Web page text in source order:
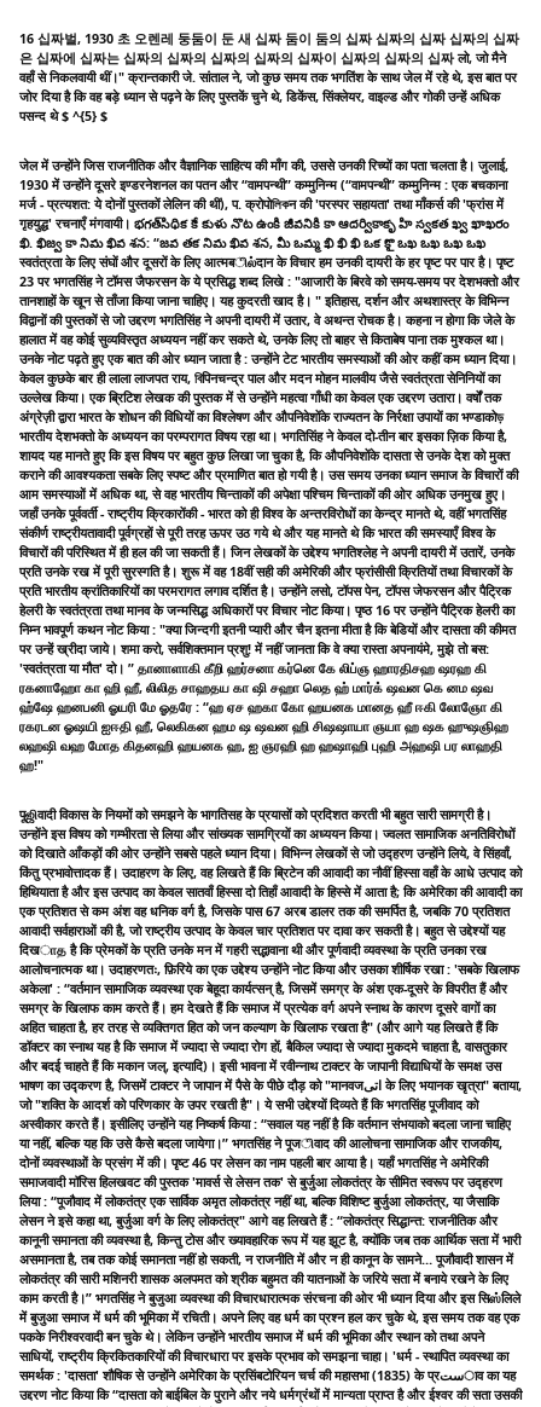
16 십짜벌, 1930 초 오렌레 둥둠이 둔 새 십짜 둠이 둠의 십짜 십짜의 십짜 십짜의 십짜
은 십짜에 십짜는 십짜의 십짜의 십짜의 십짜의 십짜이 십짜의 십짜의 십짜 लो, जो मैने
वहाँ से निकलवायी थीं।" क्रान्तकारी जे. सांताल ने, जो कुछ समय तक भगतिंश के साथ जेल में रहे थे, इस बात पर
जोर दिया है कि वह बड़े ध्यान से पढ़ने के लिए पुस्तकें चुने थे, डिकेंस, सिंक्लेयर, वाइल्ड और गोकी उन्हें अधिक
पसन्द थे $ ^{5} $
जेल में उन्होंने जिस राजनीतिक और वैज्ञानिक साहित्य की माँग की, उससे उनकी रिच्यों का पता चलता है। जुलाई,
1930 में उन्होंने दूसरे इण्डरनेशनल का पतन और “वामपन्थी” कम्मुनिन्म (“वामपन्थी” कम्मुनिन्म : एक बचकाना
मर्ज - प्रत्यशत: ये दोनों पुस्तकों लेलिन की थीं), प. क्रोपोলিকन की 'परस्पर सहायता' तथा माँकर्स की 'फ्रांस में
गृहयुद्ध' रचनाएँ मंगवायी। భగత్‌సిథిక కే కుళు నొట ఉంకి జీవనికి కా ఆదర్వికాకృ హి స్వకత ఖ్వ ఖాఖరం
ఖి. ఖిజ్వ కా నిమ ఖివ శన: “జవ తక నిమ ఖివ శన, మీ ఒమ్మ ఖి ఖి ఖి ఒక కొౖ ఒఖ ఒఖ ఒఖ ఒఖ
स्वतंत्रता के लिए संघों और दूसरों के लिए आत्मबில்दान के विचार हम उनकी दायरी के हर पृष्ट पर पार है। पृष्ट
23 पर भगतसिंह ने टॉमस जैफरसन के ये प्रसिद्ध शब्द लिखे : "आजारी के बिरवे को समय-समय पर देशभक्तो और
तानशाहों के खून से ताँजा किया जाना चाहिए। यह कुदरती खाद है। " इतिहास, दर्शन और अथशास्त्र के विभिन्न
विद्वानों की पुस्तकों से जो उद्दरण भगतिसिंह ने अपनी दायरी में उतार, वे अथन्त रोचक है। कहना न होगा कि जेले के
हालात में वह कोई सुव्यविस्तृत अध्ययन नहीं कर सकते थे, उनके लिए तो बाहर से किताबेष पाना तक मुश्कल था।
उनके नोट पढ़ते हुए एक बात की ओर ध्यान जाता है : उन्होंने टेट भारतीय समस्याओं की ओर कहीं कम ध्यान दिया।
केवल कुछके बार ही लाला लाजपत राय, বিपिनचन्द्र पाल और मदन मोहन मालवीय जैसे स्वतंत्रता सेनिनियों का
उल्लेख किया। एक ब्रिटिश लेखक की पुस्तक में से उन्होंने महत्वा गाँधी का केवल एक उद्दरण उतारा। वर्षों तक
अंग्रेज़ी द्वारा भारत के शोधन की विधियों का विश्लेषण और औपनिवेशोंके राज्यतन के निर्रक्षा उपायों का भण्डाकोড়
भारतीय देशभक्तो के अध्ययन का परम्परागत विषय रहा था। भगतिसिंह ने केवल दो-तीन बार इसका ज़िक किया है,
शायद यह मानते हुए कि इस विषय पर बहुत कुछ लिखा जा चुका है, कि औपनिवेशोंके दासता से उनके देश को मुक्त
कराने की आवश्यकता सबके लिए स्पष्ट और प्रमाणित बात हो गयी है। उस समय उनका ध्यान समाज के विचारों की
आम समस्याओं में अधिक था, से वह भारतीय चिन्ताकों की अपेक्षा पश्चिम चिन्ताकों की ओर अधिक उनमुख हुए।
जहाँ उनके पूर्ववर्ती - राष्ट्रीय क्रिकारोंकी - भारत को ही विश्व के अन्तरविरोधों का केन्द्र मानते थे, वहीं भगतसिंह
संकीर्ण राष्ट्रीयतावादी पूर्वग्रहों से पूरी तरह ऊपर उठ गये थे और यह मानते थे कि भारत की समस्याएँ विश्व के
विचारों की परिस्थित में ही हल की जा सकती हैं। जिन लेखकों के उद्देश्य भगतिश्लेह ने अपनी दायरी में उतारें, उनके
प्रति उनके रख में पूरी सुरस्गति है। शुरू में वह 18वीं सही की अमेरिकी और फ्रांसीसी क्रितियों तथा विचारकों के
प्रति भारतीय क्रांतिकारियों का परमरागत लगाव दर्शित है। उन्होंने लसो, टॉपस पेन, टॉपस जेफरसन और पैट्रिक
हेलरी के स्वतंत्रता तथा मानव के जन्मसिद्ध अधिकारों पर विचार नोट किया। पृष्ठ 16 पर उन्होंने पैट्रिक हेलरी का
निम्न भावपूर्ण कथन नोट किया : "क्या जिन्दगी इतनी प्यारी और चैन इतना मीता है कि बेडियों और दासता की कीमत
पर उन्हें ख्रीदा जाये। शमा करो, सर्वशिक्तमान प्रशु! में नहीं जानता कि वे क्या रास्ता अपनायंमे, मुझे तो बस:
'स्वतंत्रता या मौत' दो। ” தானாளாகி கீறி ஹர்சனா கர்னெ கே லிப்ஞ ஹாரதிசஹ ஷரஹ கி
ரகனாஹோ கா ஹி ஹீ, லிலித சாஹதய கா ஷி சஹா லெத ஹ் மார்க் ஷவன கெ னம ஷவ
ஹ்ஷே ஹனபனி ஓயரி மே ஓதரே : “ஹ ஏச ஹகா கோ ஹயனக மானத ஹீ ஈகி லோஞோ கி
ரகரடன ஓஷயி ஐஈதி ஹீ, லெகிகன ஹம ஷ ஷவன ஹி சிஷஷாயா ஞயா ஹ ஷக ஹுஷஞிஹ
லஹஷி வஹ மோத கிதனஹி ஹயனக ஹ, ஐ ஞரஹி ஹ ஹஷாஹி புஹி அஹஷி பர லாஹதி
ஹ!"
पूஜிवादी विकास के नियमों को समझने के भागतिसह के प्रयासों को प्रदिशत करती भी बहुत सारी सामग्री है। उन्होंने इस विषय को गम्भीरता से लिया और सांख्यक सामग्रियों का अध्ययन किया। ज्वलत सामाजिक अनतिविरोधों को दिखाते आँकड़ों की ओर उन्होंने सबसे पहले ध्यान दिया। विभिन्न लेखकों से जो उद्हरण उन्होंने लिये, वे सिंहवाँ, किंतु प्रभावोत्तादक हैं। उदाहरण के लिए, वह लिखते हैं कि ब्रिटेन की आवादी का नौवीं हिस्सा वहाँ के आधे उत्पाद को हिथियाता है और इस उत्पाद का केवल सातवाँ हिस्सा दो तिहाँ आवादी के हिस्से में आता है; कि अमेरिका की आवादी का एक प्रतिशत से कम अंश वह धनिक वर्ग है, जिसके पास 67 अरब डालर तक की समर्पित है, जबकि 70 प्रतिशत आवादी सर्वहाराओं की है, जो राष्ट्रीय उत्पाद के केवल चार प्रतिशत पर दावा कर सकती है। बहुत से उद्देश्यों यह दिखாத है कि प्रेमकों के प्रति उनके मन में गहरी सद्भावाना थी और पूर्णवादी व्यवस्था के प्रति उनका रख आलोचनात्मक था। उदाहरणतः, फ़िरिये का एक उद्देश्य उन्होंने नोट किया और उसका शीर्षिक रखा : 'सबके खिलाफ अकेला' : “वर्तमान सामाजिक व्यवस्था एक बेहूदा कार्यत्सन् है, जिसमें समग्र के अंश एक-दूसरे के विपरीत हैं और समग्र के खिलाफ काम करते हैं। हम देखते हैं कि समाज में प्रत्येक वर्ग अपने स्नाथ के कारण दूसरे वागों का अहित चाहता है, हर तरह से व्यक्तिगत हित को जन कल्याण के खिलाफ रखता है" (और आगे यह लिखते हैं कि डॉक्टर का स्नाथ यह है कि समाज में ज्यादा से ज्यादा रोग हों, बैकिल ज्यादा से ज्यादा मुकदमे चाहता है, वासतुकार और बदई चाहते हैं कि मकान जल्, इत्यादि)। इसी भावना में रवीन्नाथ टाक्टर के जापानी विद्याधियों के समक्ष उस भाषण का उद्करण है, जिसमें टाक्टर ने जापान में पैसे के पीछे दौड़ को "मानवजاتی के लिए भयानक खृत्रा" बताया, जो "शक्ति के आदर्श को परिणकार के उपर रखती है"। ये सभी उद्देश्यों दिव्यते हैं कि भगतसिंह पूजीवाद को अस्वीकार करते हैं। इसीलिए उन्होंने यह निष्कर्ष किया : “सवाल यह नहीं है कि वर्तमान संभयाको बदला जाना चाहिए या नहीं, बल्कि यह कि उसे कैसे बदला जायेगा।” भगतसिंह ने पूजிवाद की आलोचना सामाजिक और राजकीय, दोनों व्यवस्थाओं के प्रसंग में की। पृष्ट 46 पर लेसन का नाम पहली बार आया है। यहाँ भगतसिंह ने अमेरिकी समाजवादी मॉरिस हिलखवट की पुस्तक 'मावर्स से लेसन तक' से बुर्जुआ लोकतंत्र के सीमित स्वरूप पर उद्हरण लिया : “पूजौवाद में लोकतंत्र एक सार्विक अमृत लोकतंत्र नहीं था, बल्कि विशिष्ट बुर्जुआ लोकतंत्र, या जैसाकि लेसन ने इसे कहा था, बुर्जुआ वर्ग के लिए लोकतंत्र" आगे वह लिखते हैं : “लोकतंत्र सिद्धान्त: राजनीतिक और कानूनी समानता की व्यवस्था है, किन्तु टोस और ख्यावहारिक रूप में यह झूट है, क्योंकि जब तक आर्थिक सता में भारी असमानता है, तब तक कोई समानता नहीं हो सकती, न राजनीति में और न ही कानून के सामने… पूजौवादी शासन में लोकतंत्र की सारी मशिनरी शासक अलपमत को श्रीक बहुमत की यातनाओं के जरिये सता में बनाये रखने के लिए काम करती है।” भगतसिंह ने बुजुआ व्यवस्था की विचारधारात्मक संरचना की ओर भी ध्यान दिया और इस सिஸ்लिले में बुजुआ समाज में धर्म की भूमिका में रचिती। अपने लिए वह धर्म का प्रश्न हल कर चुके थे, इस समय तक वह एक पकके निरीश्वरवादी बन चुके थे। लेकिन उन्होंने भारतीय समाज में धर्म की भूमिका और स्थान को तथा अपने साधियों, राष्ट्रीय क्रिकितकारियों की विचारधारा पर इसके प्रभाव को समझना चाहा। 'धर्म - स्थापित व्यवस्था का समर्थक : 'दासता' शौषिक से उन्होंने अमेरिका के प्रसिंबटोरियन चर्च की महासभा (1835) के प्रستाव का यह उद्दरण नोट किया कि “दासता को बाईबिल के पुराने और नये धर्मग्रंथों में मान्यता प्राप्त है और ईश्वर की सता उसकी निन्दा नहीं करती।” भगतिसंह आगे लिखते हैं कि उसी वर्ष चालर्स्टन बैपिटस्ट एसोসিएशन ने “अपने दासों के समय का उपयोग करने के मालिकों के अधिकार” की पुष्ट की। इस सिஸ்लिले में भगतसिंह ने इस बात पर जोर दिया कि धर्म ने “पूजौवाद का समर्थन” किया है। ধর্ম কী ঐত্সতই কে কারণেই আর উৎসকে মর্ম কে সমৃদ্ধে কি যেত। যেহ মার্কস কী আর উনমুখ হাপ। পুষ্ঠ 40 পর হম মার্কস কী রচনা 'হেগেল'ে ন্যাচ-দর্শন কী সমালোচনা কো প্রযাস' সে 'ধর্ম'ে করে যেমন মার্কস কে বিচার' সৌরিক কো এক উদ্ধারণে হাপ : “...মনুষ্য ধর্ম কী রচনা করতো হয, ধর্ম মনুষ্য কী রচনা নহী করতো। ...মনুষ্য কো অর্থ হে মনুষ্য কো সঙ্গোর, রজন্য, সমাজ। যহ রজন্য, যহ সমাজ ধর্ম কো, এক বিক্রত বিশ্ববুয়েতিকোণ কো জন্ম দেত হই, কযমিক বে স্বয়ং এক বিক্রত সঙ্গোর হই। ধর্ম ইস সঙ্গোর কো সামান্য সিদ্ধান্ত, অসকা সার-সর্গেহ, সুবোধ রূপ মে উসকা তর্ক হই...ধর্ম কে বিরুদ্ধ সর্বপর পরিশেখন রূপ সে উস সর্সোর কে বিরুদ্ধ সর্বপর হই, জিসকো আধ্যাতিক সনতোধ ধর্ম হই... ধর্ম জনতা কে লিপ অপীম হই। ” উললেখনীয় হই কি পুষ্ঠ 192 পর ধমতিসহ নে অনিম ব্যবসী দোষগুলো হই। सो, अपने नोर्ति में भगतिसह ने पूर्णीवाद के उम्मूलन के पक्ष में टोस तर्क पेश किये। माकर्वाद-लेनिनवाद के संस्थापकों की भाँति वह भी यही मानते थे कि भावी समाज केवल समाजवादी समाज ही हो सकता है। उनके नोर्ति में भावी समाज का कोई विस्तृत विवरण तो नहीं है, किन्तु कुछ विचार यह दिखाते हैं कि वह समाजवाद की धारणा का वैज्ञानिक अर्थ लगாதे थे। उन्होंने भावी समाज के दक्षिणपत्थि सामाजिक-जनवादियों के आदर्श को अस्वीकार किया तथा पूर्णीवाद के स्थान पर समाजवाद लाने की समस्या के प्रति सामाजिक-सुधारवादी रख को भी। उन्होंने पश्चिम के दक्षिणपत्थि समाजवादियों की भरस्सी की और आर. मैकडोनाल्ड को “ब्रिटिश लेबर पार्टी का सामाज्यवादी नेता” कहा (पृष्ठ 13)। पुस्त 52 पर दूसरे इण्डर्नेशनल के नेताओं द्वारा मजदूर वर्ग के ध्वय से की गयी गुदरी के बारे में हिलिकवट की पुस्तक से एक उद्दरण है। जेल में वह पूरी तरह पूर्णीवादी व्यवस्था का तखला पलटने तथा सारी मानवजாति के हित में अर्थव्यवस्था और सारी प्राकृतिक सम्पदा पर नियनार्ण स्थापित करने की ओर लिश्त विश्व समाजवादी क्रिति के विचार में तत्काल रहो। पुष्ट 190 पर उन्होंने लिखा : “समाजवादी व्यवस्था : प्रत्येक से उसकी योग्यता के अनुसार, प्रत्येक को उसकी आवश्यकता के अनुसार।” भगतिशह समाजवाद में संक्रमण को सर्वहारा के संघों के साथ जोड़ते थे, जो भावी समाज में शासक वर्ग बनेगा। पुष्ट 69 पर 'कम्पुनस्ट पार्टी के घोषणापत्र' का एक उद्गुरण है : “...मजूदर वर्ग की क्रिति का पहला कृदम सर्वहारा वर्ग को उठाकर शासक वर्ष के आसन पर बैठना और जनवाद के लिए होने वाली लड़ाई को जीतना है। “सर्वांशा वर्ग अपना राजनीतिक प्रभुत्व पूजीपति वर्ग से धीरे-धीरे कर सारी पूँजी चीनने के लिए, उत्पादन के सारे औजारों को राज्य, अर्थात शासक वर्ग के रूप में संगठित सर्वहारा वर्ष, के हाथों में केन्द्रिकृत करने के लिए तथा समग्र उत्पादक शक्तियों में यथाशीघ्र वृद्धि के लिए इस्तेमाल करेगा। "10 भगतसिंह ने यह भी इंगित किया कि यदि सर्वहारा का पथप्रदर्शन उसका हरावल दस्ता, उसकी पार्टी, जो सर्वहारा क्रॉनित का अनिवार्य उपकरण है, न कर रही हो, तो कोई क्रॉनित नहीं हो सकती। उन्होंने सर्वहारा गीत 'इणट्रनेशनल' के शब्द अपनी डायरी में उतारें। यह तर्कसंगत ही था कि भगतसिंह क्रिति के आरम्भ के नाते संशस्त्र विद्रोह के प्रश्न पर पहुँचे। ऐसा विद्रोह भारतीय क्रितिकारियों की अनेक पीडियों का लक्ष्य रहा था, परन्तु वे इसे ला पाने में सफल नहीं रहे थे। यही कारण है कि भगतसिंह ने इस विषय पर मांकस्वादि रचनाओं में खास दिलचस्मी ली। उन्होंने एंग्लोस की रचना 'जर्मनी में क्रिति तथा प्रतिक्राति' से लम्बे उद्दरण उत्तर, हालाँकि ऐसा उन्होंने मूल रचना से नहीं, बल्कि एक अन्य पुस्तक से किया था और इसीलिए वह इस भूमन में रहे कि वह मांकस को उद्दृत कर रहे हैं : “पहली चीज - विद्रोह से तब तक खिलवाؤ न करें, जब तक आप उस खेल के परिणामों का सामना करने के लिए पूरी तरह तैयार नहीं होते। विद्रोह तो एक ऐसा कलन है, जिसके परिमाण सर्वथा अनिश्चित होते हैं, जिनका मूल्य रोज बदल सकता है। मुकाबले में खड़ी शक्तियों को संगठन, अनुशासन तथा परस्कार गठ प्रतिष्ठा के सारे लाभ उपलब्ध होते हैं। यदि विद्रोही अपने दुश्मनों के खिलाफ और बड़ी ताकृत मैदान में नहीं उतरेंगे, तो वे हार जायेगे और बरबाद हो जायेगे। दूसरी चीज - एक बार विद्रोह शुरू होने पर अधिकतम दृढ़संकल्प के साथ काम करने तथा प्रहार करने की जूफ़रत होती है। प्रतिरक्षा की स्थित प्रत्येक संशस्त्र विद्रोह की मौत हुआ करती है; अपने शुव्य से मुकाबला होने से पहले ही मैदान हाथ से निकल जाता है। "¹¹ इस उद्देश्य में प्रत्येक शब्द विद्रोह के प्रश्न पर भगतर्शक के साधियों के सतहों रखे के खिलाफू तथा कुछ हद तक क्रान्तिकारी गतिविधियों के आरम्भ में स्वयं भगतर्शक के दृष्टिकोण के खिलाफू चेतावनी देता है। कापुरी लम्बे समय तक भारतीय क्रांतिकारियों ने न तो भावी स्वतंत्र भारत में सता के स्वरूप पर और न ही उसकी सरकार की सामाजिक-आर्थिक नीति के प्रश्न पर विचार किया। वे यह सोचते थे कि स्वतंत्रता ही एक “रामबान” होगी। माकर्षवारी साहित्य से प्रभावित होकर भगतसिंह ने इन सभी प्रश्नों में गहरी दिलचस्मी ली। उनके कुछ नोट यह दिखाते हैं कि उन्होंने संवहारा अधिनायकल्व के विचार को स्वीकार कर लिया था। शुरू में उन्होंने एप्लस का यह कथन नोट किया कि विजयी संवहारा को वर्ग-शत्रु को कुचलने के लिए अधिनायकल्व की जूफरत है और इसलिए एक “स्वतंत्र लोक राज्य” की बात करना बेतुका है (पृष्ठ 62)। इसके आगे उन्होंने लेसन की परिभाषा जोड़ी : "अधिनायकत्व प्रत्यक्ष स्पे से हिंसा पर आधारित और किसी भी कानून से न बँधी हुई सता है। “सर्वहारा वर्ग का क्रितकारी अधिनायकत्व सर्वहारा वर्ग द्वारा बुजुआ वर्ग के विरुद्ध हिंसा द्वारा हासिल की जाने वाली और बरकरार रखी जाने वाली सता है, किसी भी कानून से न बँधी हुई सता है।”¹² भगतसिंह के नोर्ट में सर्वेहा अधिनायकत्व के सार पर संशोधनवादि रखों की आलोचना हम पाते हैं। उन्होंने लेिन की रचना 'सर्वहारा क्रित और गदार काउत्सकी' से लम्बे उद्दरण उतारे और लेजिन के इस विचार पर खास ध्यान दिया कि बुंबुआ निन्दक “शुद्ध लोकत्व” के नारे का सहारा लेकर सोवियत सरकार पर अत्याचार का आरोप लगता है : “परन्तु अब चूँकि श्रीक तथा शोषित वर्ग ने साफ़ाज्यवादी युद्ध के कारण विदेशों के अपने भाइयों से कटै रहकर भी इतिहास में पहली बार स्वयं अपनी सोवियतों की स्थापना कर ली है, उन जन समूहों को राजनीतिक निमर्ण के काम में जुटा दिया है, जिनका बुबुआ वर्ग उत्पीड़न करता था, जिन्हें वह कुचलता था और जिन्हें मितमूह बनाता था, अब चूँकि उन्होंने स्वयं एक नये, सर्वहारा राज्य का निर्माण करना आरम्भ कर दिया है, भीषण संघर्ष की जलाको के बीच, गृहयुद्ध की जलाको के बीच शोषकों से मुक्त राज्य के बुनियादि सिद्धानो तो क्परेखा तैयार करनी शुरू कर दी है - इसलिए सारे लुच्चे बुबुआ जन, खून घुसने वालों का पूरा गिराह 'मनमानपेन' का शोर मचाने लगा है और काउंत्सकी भी उन्होंने के स्वर को प्रतिधवित कर रहे हैं!”¹³ सर्वशांत अधినायकल्व को नये समाज के निर्माण का उपकरण मानते हुए भगतसिंह ने ऐसे समाज की स्थापना के पथों की ओर बहुत ध्यान दिया। इस सिलिसले में वह सोवियत रूप से अनुभव और वहाँ कुछ समय पहले हुए क्रांतिकारी पुनर्गत की ओर निरन्तर उन्मुख होने लगे। डायरी के पूछ 36 पर पहली बार “बोल्शेविक रूस” का जिक्र आया है। इसके आगे हाशियों पर विभिन्न लेखों द्वारा रूस पर लिखी गयी पुस्तकों की सूचि है : रेन फुलोप-मिलर की 'बोल्शिक्नम का चेहरा और दमाग', एम्. ओ 'हारा की 'रेशिया', लैसलो लोटन की 'रूसी क्राति', एप्तन कार्लेग्रीन की 'बोल्शिक्नम रूस' और 'मार्सरी, लेनिन तथा क्राति का विशान' (पृष्ठ 191)। इस सूचि में रूस पर वे सभी पुस्तकों नहीं हैं, जिनमें भगतसिंह ने जेल में दिलचस्वी दिखायी थी। जे. सान्याल के अनुसार भगतसिंह ने जाँन रीड की 'दस दिन जब दुनिया हिल उति', गोकी की 'माँ' और स. स्ट